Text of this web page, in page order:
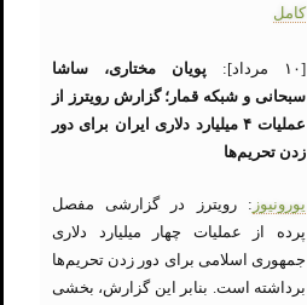
کامل
[۱۰ مرداد]:
پویان مختاری، ساشا
سبحانی و شبکه قمار؛ گزارش رویترز از
عملیات ۴ میلیارد دلاری ایران برای دور
زدن تحریم‌ها
یورونیوز : رویترز در گزارشی مفصل
پرده از عملیات چهار میلیارد دلاری
جمهوری اسلامی برای دور زدن تحریم‌ها
برداشته است. بنابر این گزارش، بخشی